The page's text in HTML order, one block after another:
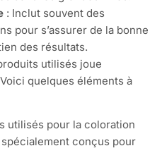
: Inclut souvent des
pour s’assurer de la bonne
des résultats.
utilisés joue
quelques éléments à
utilisés pour la coloration
conçus pour